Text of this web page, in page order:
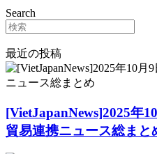
Search
最近の投稿
[VietJapanNews]2025年
貿易連携ニュース総まと